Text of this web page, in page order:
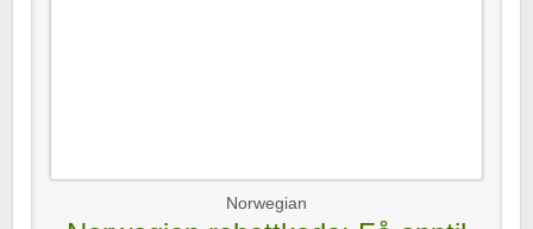
Norwegian